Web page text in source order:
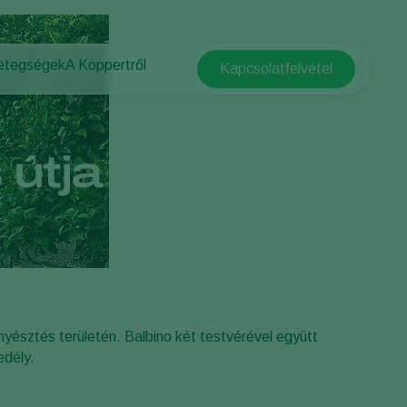
A Koppertről
A Koppertről
Hírek és információk
Kapcsolat
Koppert Global
Finland (Swedish)
Kapcsolatfelvétel
a
területén. Balbino két testvérével együtt